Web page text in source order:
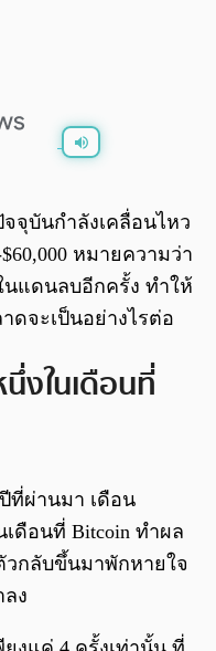
จุบันกำลังเคลื่อนไหว
หมายความว่า
แดนลบอีกครั้ง ทำให้
ดจะเป็นอย่างไรต่อ
งในเดือนที่
ที่ผ่านมา เดือน
ดือนที่ Bitcoin ทำผล
กลับขึ้นมาพักหายใจ
ง